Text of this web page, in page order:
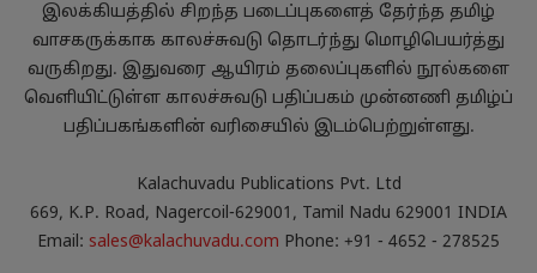
இலக்கியத்தில் சிறந்த படைப்புகளைத் தேர்ந்த தமிழ்
வாசகருக்காக காலச்சுவடு தொடர்ந்து மொழிபெயர்த்து
வருகிறது. இதுவரை ஆயிரம் தலைப்புகளில் நூல்களை
வெளியிட்டுள்ள காலச்சுவடு பதிப்பகம் முன்னணி தமிழ்ப்
பதிப்பகங்களின் வரிசையில் இடம்பெற்றுள்ளது.
Kalachuvadu Publications Pvt. Ltd
669, K.P. Road, Nagercoil-629001, Tamil Nadu 629001 INDIA
Email: sales@kalachuvadu.com Phone: +91 - 4652 - 278525